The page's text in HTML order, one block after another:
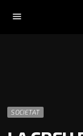
menu
SOCIETAT